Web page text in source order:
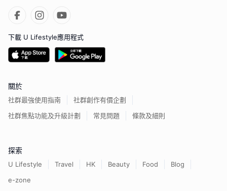
下載 U Lifestyle應用程式
關於
社群最強使用指南
社群創作有價企劃
社群焦點功能及升級計劃
常見問題 條款及細則
探索
U Lifestyle Travel HK Beauty Food
Blog
e-zone